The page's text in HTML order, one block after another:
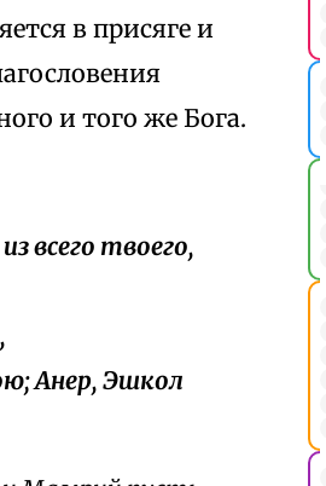
в присяге и
и того же Бога.
всего твоего,
Анер, Эшкол